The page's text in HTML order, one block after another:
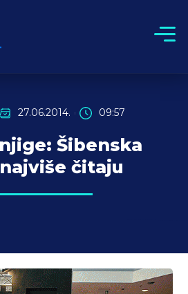
27.06.2014. 09:57
Šibenska
čitaju